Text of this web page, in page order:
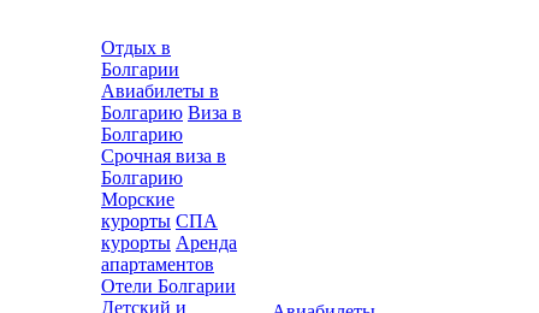
Отдых в
Болгарии
Авиабилеты в
Болгарию Виза в
Болгарию
Срочная виза в
Болгарию
Морские
курорты СПА
курорты Аренда
апартаментов
Отели Болгарии
Детский и